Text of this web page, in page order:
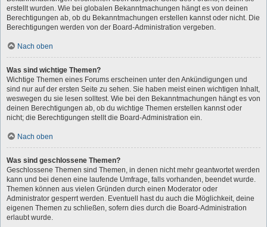
erstellt wurden. Wie bei globalen Bekanntmachungen hängt es von deinen
Berechtigungen ab, ob du Bekanntmachungen erstellen kannst oder nicht. Die
Berechtigungen werden von der Board-Administration vergeben.
Nach oben
Was sind wichtige Themen?
Wichtige Themen eines Forums erscheinen unter den Ankündigungen und
sind nur auf der ersten Seite zu sehen. Sie haben meist einen wichtigen Inhalt,
weswegen du sie lesen solltest. Wie bei den Bekanntmachungen hängt es von
deinen Berechtigungen ab, ob du wichtige Themen erstellen kannst oder
nicht; die Berechtigungen stellt die Board-Administration ein.
Nach oben
Was sind geschlossene Themen?
Geschlossene Themen sind Themen, in denen nicht mehr geantwortet werden
kann und bei denen eine laufende Umfrage, falls vorhanden, beendet wurde.
Themen können aus vielen Gründen durch einen Moderator oder
Administrator gesperrt werden. Eventuell hast du auch die Möglichkeit, deine
eigenen Themen zu schließen, sofern dies durch die Board-Administration
erlaubt wurde.